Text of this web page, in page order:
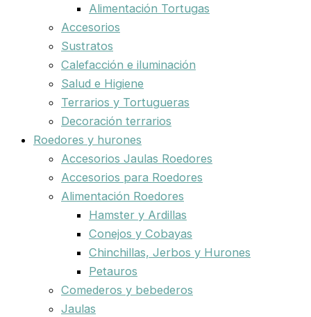
Alimentación Tortugas
Accesorios
Sustratos
Calefacción e iluminación
Salud e Higiene
Terrarios y Tortugueras
Decoración terrarios
Roedores y hurones
Accesorios Jaulas Roedores
Accesorios para Roedores
Alimentación Roedores
Hamster y Ardillas
Conejos y Cobayas
Chinchillas, Jerbos y Hurones
Petauros
Comederos y bebederos
Jaulas